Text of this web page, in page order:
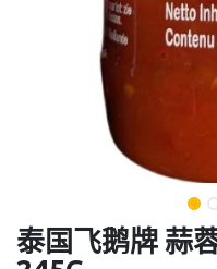
泰国飞鹅牌 蒜